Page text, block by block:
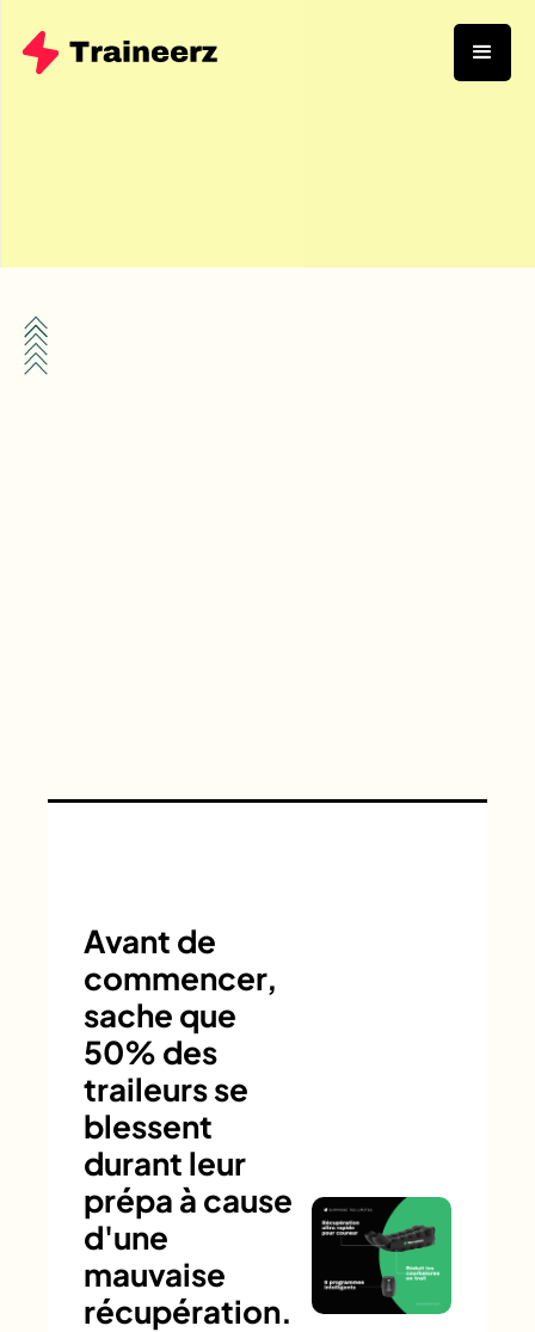
Avant de
commencer,
sache que
50% des
traileurs se
blessent
durant leur
prépa à cause
d'une
mauvaise
récupération.